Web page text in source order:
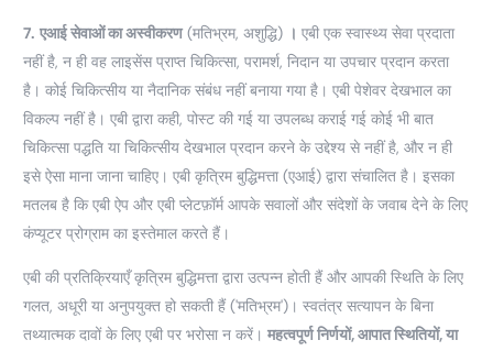
7. एआई सेवाओं का अस्वीकरण(मतिभ्रम, अशुद्धि) । एबी एक स्वास्थ्य सेवा प्रदाता
नहीं है, न ही वह लाइसेंस प्राप्त चिकित्सा, परामर्श, निदान या उपचार प्रदान करता
है। कोई चिकित्सीय या नैदानिक संबंध नहीं बनाया गया है। एबी पेशेवर देखभाल का
विकल्प नहीं है। एबी द्वारा कही, पोस्ट की गई या उपलब्ध कराई गई कोई भी बात
चिकित्सा पद्धति या चिकित्सीय देखभाल प्रदान करने के उद्देश्य से नहीं है, और न ही
इसे ऐसा माना जाना चाहिए। एबी कृत्रिम बुद्धिमत्ता (एआई) द्वारा संचालित है। इसका
मतलब है कि एबी ऐप और एबी प्लेटफ़ॉर्म आपके सवालों और संदेशों के जवाब देने के लिए
कंप्यूटर प्रोग्राम का इस्तेमाल करते हैं।
एबी की प्रतिक्रियाएँ कृत्रिम बुद्धिमत्ता द्वारा उत्पन्न होती हैं और आपकी स्थिति के लिए
गलत, अधूरी या अनुपयुक्त हो सकती हैं ('मतिभ्रम')। स्वतंत्र सत्यापन के बिना
तथ्यात्मक दावों के लिए एबी पर भरोसा न करें।महत्वपूर्ण निर्णयों, आपात स्थितियों, या